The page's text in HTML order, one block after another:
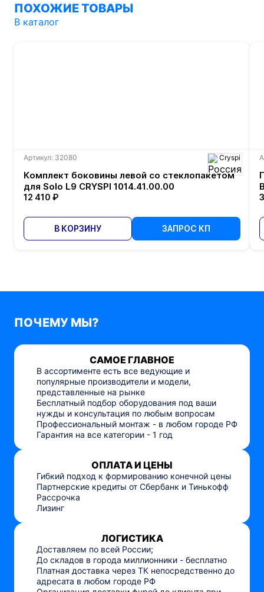
ПОХОЖИЕ ТОВАРЫ
В каталог
Артикул: 32080 Cryspi
Комплект боковины левой со стеклопакетом
для Solo L9 CRYSPI 1014.41.00.00
12 410 ₽
В КОРЗИНУ ЗАПРОС КП
ПОЧЕМУ МЫ?
САМОЕ ГЛАВНОЕ
В ассортименте есть все ведующие и
популярные производители и модели,
представленные на рынке
Бесплатный подбор оборудования под ваши
нужды и консультация по любым вопросам
Профессиональный монтаж - в любом городе РФ
Гарантия на все категории - 1 год
ОПЛАТА И ЦЕНЫ
Гибкий подход к формированию конечной цены
Партнерские кредиты от Сбербанк и Тинькофф
Рассрочка
Лизинг
ЛОГИСТИКА
Доставляем по всей России;
До складов в города миллионники - бесплатно
Платная доставка через ТК непосредственно до
адресата в любом городе РФ